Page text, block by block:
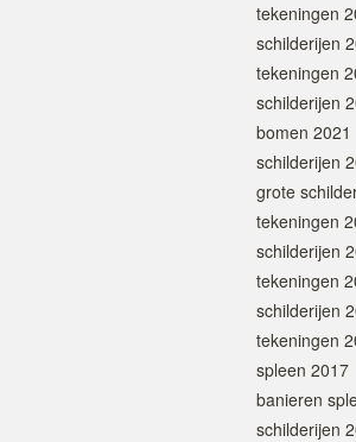
tekeningen
schilderijen
tekeningen
schilderijen
bomen 2021
schilderijen
grote
tekeningen
schilderijen
tekeningen
schilderijen
tekeningen
spleen 2017
banieren
schilderijen